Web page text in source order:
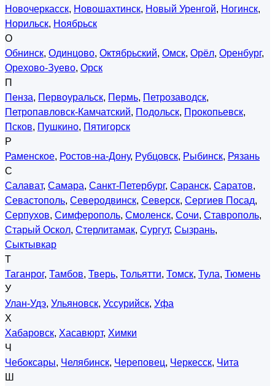
Новочеркасск, Новошахтинск, Новый Уренгой, Ногинск,
Норильск, Ноябрьск
О
Обнинск, Одинцово, Октябрьский, Омск, Орёл, Оренбург,
Орехово-Зуево, Орск
П
Пенза, Первоуральск, Пермь, Петрозаводск,
Петропавловск-Камчатский, Подольск, Прокопьевск,
Псков, Пушкино, Пятигорск
Р
Раменское, Ростов-на-Дону, Рубцовск, Рыбинск, Рязань
С
Салават, Самара, Санкт-Петербург, Саранск, Саратов,
Севастополь, Северодвинск, Северск, Сергиев Посад,
Серпухов, Симферополь, Смоленск, Сочи, Ставрополь,
Старый Оскол, Стерлитамак, Сургут, Сызрань,
Сыктывкар
Т
Таганрог, Тамбов, Тверь, Тольятти, Томск, Тула, Тюмень
У
Улан-Удэ, Ульяновск, Уссурийск, Уфа
Х
Хабаровск, Хасавюрт, Химки
Ч
Чебоксары, Челябинск, Череповец, Черкесск, Чита
Ш